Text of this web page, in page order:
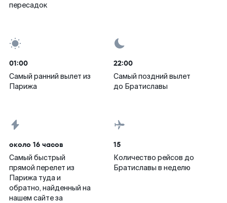
пересадок
01:00
Самый ранний вылет из
Парижа
22:00
Самый поздний вылет
до Братиславы
около 16 часов
Самый быстрый
прямой перелет из
Парижа туда и
обратно, найденный на
нашем сайте за
15
Количество рейсов до
Братиславы в неделю